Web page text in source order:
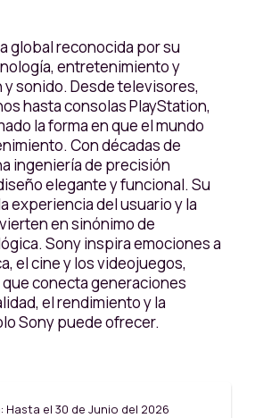
global reconocida por su
entretenimiento y
y sonido. Desde televisores,
hasta consolas PlayStation,
la forma en que el mundo
Con décadas de
ingeniería de precisión
elegante y funcional. Su
experiencia del usuario y la
en sinónimo de
Sony inspira emociones a
el cine y los videojuegos,
conecta generaciones
el rendimiento y la
Sony puede ofrecer.
Hasta el 30 de Junio del 2026